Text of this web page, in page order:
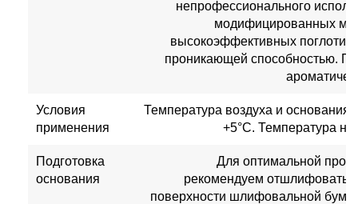
непрофессионального
модифицированных
высокоэффективных
проникающей способностью.
Условия
применения
Температура воздуха и
+5°C. Температура
Подготовка
основания
Для оптимальной
рекомендуем отшлифовать
поверхности шлифовальной